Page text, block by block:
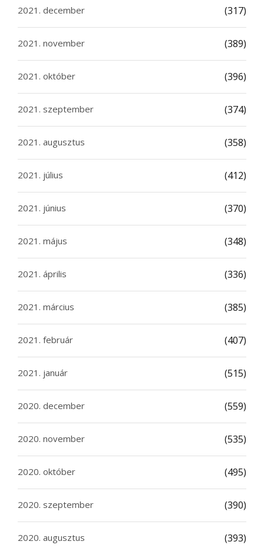
2021. december (317)
2021. november (389)
2021. október (396)
2021. szeptember (374)
2021. augusztus (358)
2021. július (412)
2021. június (370)
2021. május (348)
2021. április (336)
2021. március (385)
2021. február (407)
2021. január (515)
2020. december (559)
2020. november (535)
2020. október (495)
2020. szeptember (390)
2020. augusztus (393)